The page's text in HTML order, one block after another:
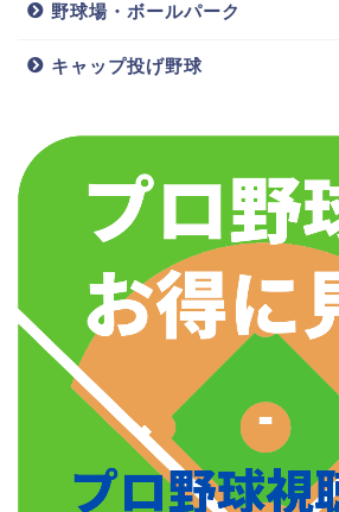
野球場・ボールパーク
キャップ投げ野球